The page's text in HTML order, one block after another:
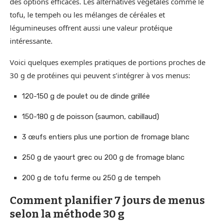
tofu, le tempeh ou les mélanges de céréales et
légumineuses offrent aussi une valeur protéique
intéressante.
Voici quelques exemples pratiques de portions proches de
30 g de protéines qui peuvent s’intégrer à vos menus:
120-150 g de poulet ou de dinde grillée
150-180 g de poisson (saumon, cabillaud)
3 œufs entiers plus une portion de fromage blanc
250 g de yaourt grec ou 200 g de fromage blanc
200 g de tofu ferme ou 250 g de tempeh
Comment planifier 7 jours de menus
selon la méthode 30 g